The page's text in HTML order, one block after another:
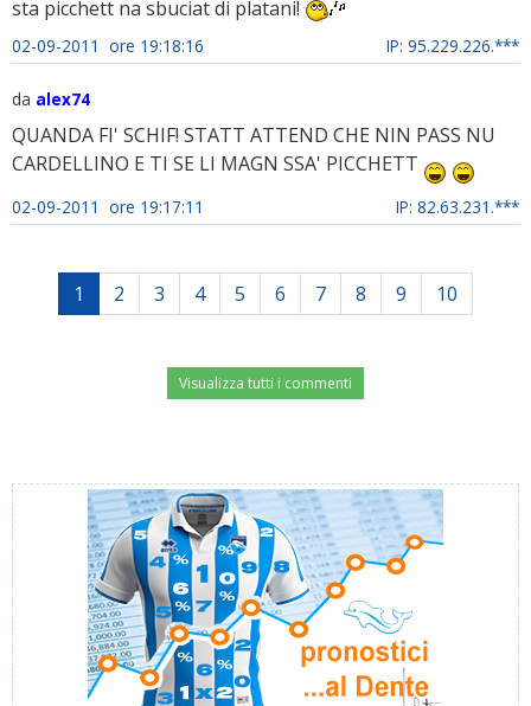
sta picchett na sbuciat di platani!
02-09-2011 ore 19:18:16 IP: 95.229.226.***
da alex74
QUANDA FI' SCHIF! STATT ATTEND CHE NIN PASS NU
CARDELLINO E TI SE LI MAGN SSA' PICCHETT
02-09-2011 ore 19:17:11 IP: 82.63.231.***
1 2 3 4 5 6 7 8 9 10
Visualizza tutti i commenti